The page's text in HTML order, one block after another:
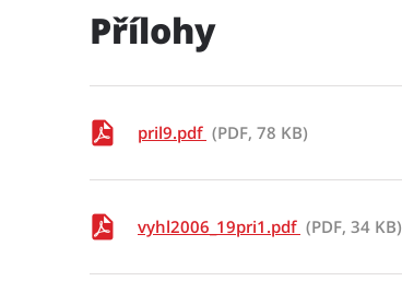
Přílohy
pril9.pdf (PDF, 78 KB)
vyhl2006_19pri1.pdf (PDF, 34 KB)